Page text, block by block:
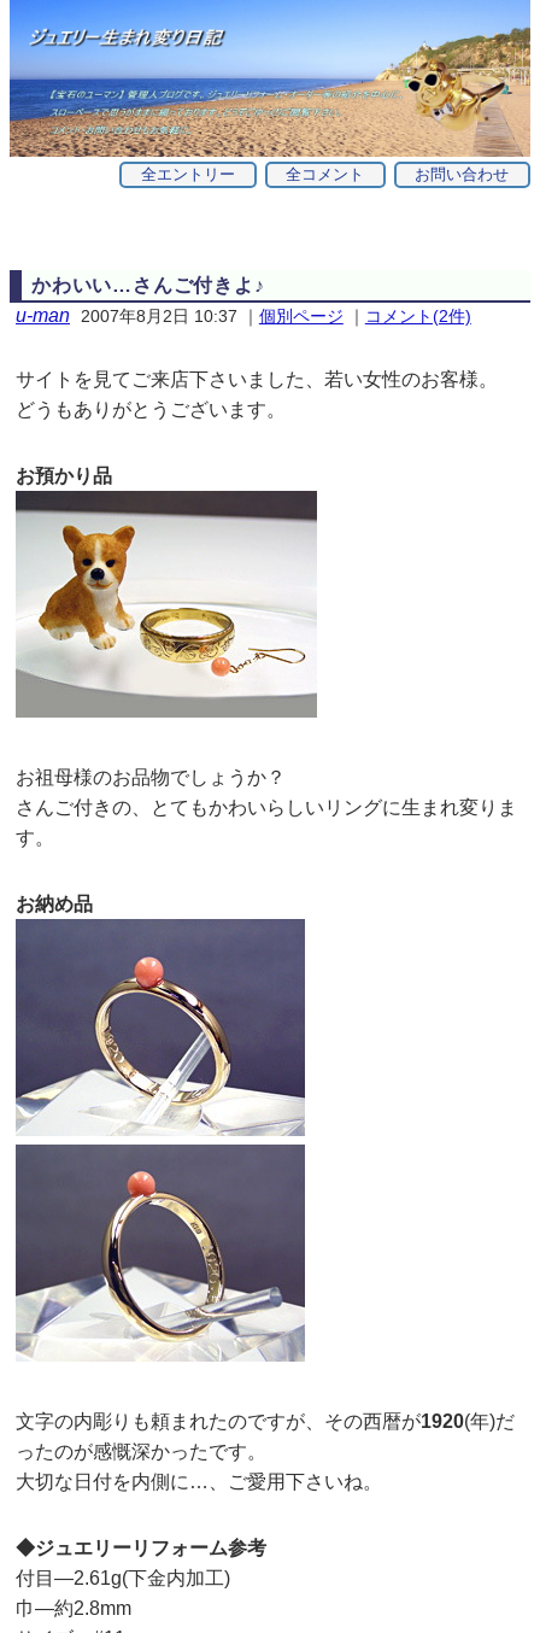
お問い合わせ
全コメント
全エントリー
かわいい…さんご付きよ♪
u-man 2007年8月2日 10:37 ｜ 個別ページ ｜ コメント(2件)
サイトを見てご来店下さいました、若い女性のお客様。
どうもありがとうございます。
お預かり品
お祖母様のお品物でしょうか？
さんご付きの、とてもかわいらしいリングに生まれ変りま
す。
お納め品
文字の内彫りも頼まれたのですが、その西暦が1920(年)だ
ったのが感慨深かったです。
大切な日付を内側に…、ご愛用下さいね。
◆ジュエリーリフォーム参考
付目—2.61g(下金内加工)
巾—約2.8mm